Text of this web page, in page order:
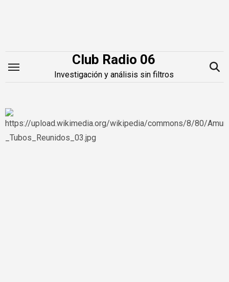
Club Radio 06
Investigación y análisis sin filtros